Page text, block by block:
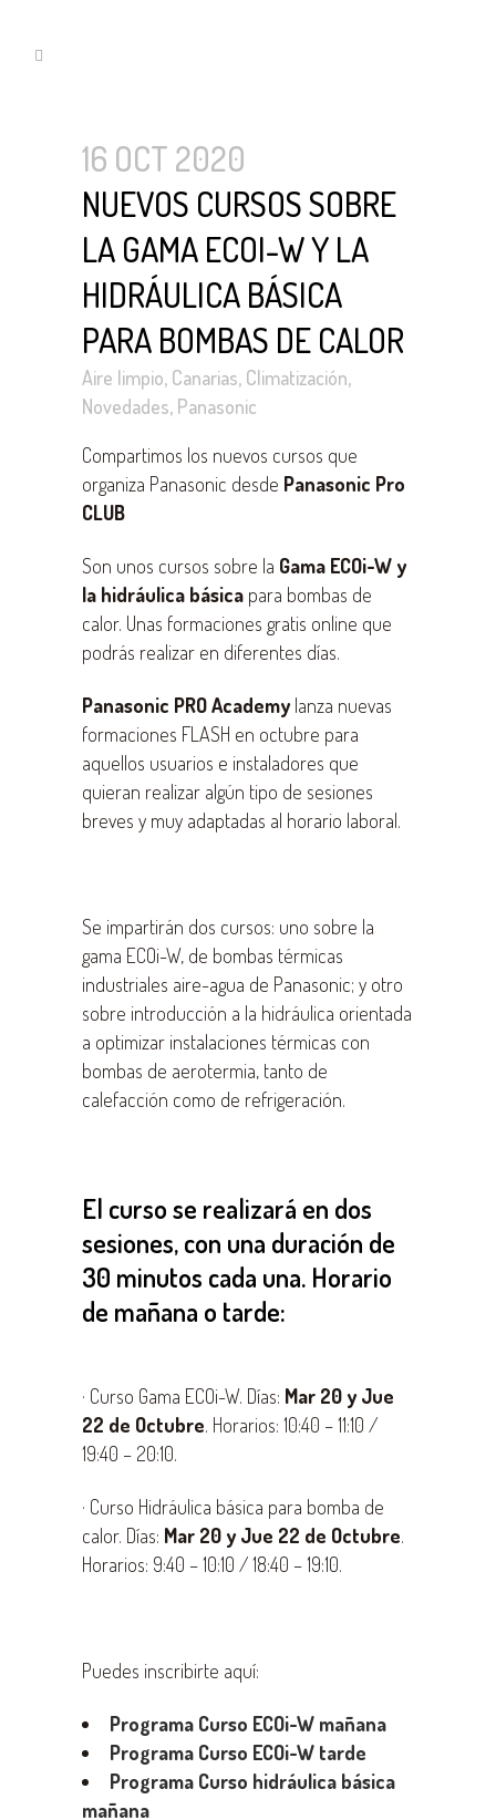
16 OCT 2020
NUEVOS CURSOS SOBRE
LA GAMA ECOI-W Y LA
HIDRÁULICA BÁSICA
PARA BOMBAS DE CALOR
Aire limpio, Canarias, Climatización,
Novedades, Panasonic
Compartimos los nuevos cursos que
organiza Panasonic desde Panasonic Pro
CLUB
Son unos cursos sobre la Gama ECOi-W y
la hidráulica básica para bombas de
calor. Unas formaciones gratis online que
podrás realizar en diferentes días.
Panasonic PRO Academy lanza nuevas
formaciones FLASH en octubre para
aquellos usuarios e instaladores que
quieran realizar algún tipo de sesiones
breves y muy adaptadas al horario laboral.
Se impartirán dos cursos: uno sobre la
gama ECOi-W, de bombas térmicas
industriales aire-agua de Panasonic; y otro
sobre introducción a la hidráulica orientada
a optimizar instalaciones térmicas con
bombas de aerotermia, tanto de
calefacción como de refrigeración.
El curso se realizará en dos
sesiones, con una duración de
30 minutos cada una. Horario
de mañana o tarde:
· Curso Gama ECOi-W. Días: Mar 20 y Jue
22 de Octubre. Horarios: 10:40 – 11:10 /
19:40 – 20:10.
· Curso Hidráulica básica para bomba de
calor. Días: Mar 20 y Jue 22 de Octubre.
Horarios: 9:40 – 10:10 / 18:40 – 19:10.
Puedes inscribirte aquí:
Programa Curso ECOi-W mañana
Programa Curso ECOi-W tarde
Programa Curso hidráulica básica
mañana